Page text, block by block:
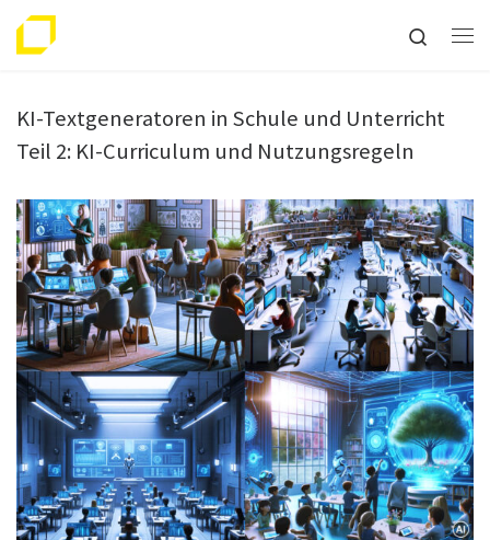
Search
KI-Textgeneratoren in Schule und Unterricht
Teil 2: KI-Curriculum und Nutzungsregeln